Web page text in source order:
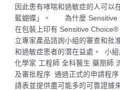
因此患有哮喘和過敏症的人可以
藍蝴蝶」。 為什麼 Sensitive
在包裝上印有 Sensitive
立專家產品諮詢小組的審查和批
和過敏症患者的潛在益處。 小
化學家 工程師 全科醫生 藥劑師
及審批程序 通過正式的申請程
請表並提供盡可能多的可靠證據